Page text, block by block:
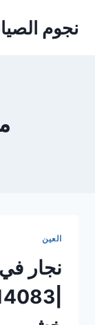
نجوم الصيانة
العين
نجار